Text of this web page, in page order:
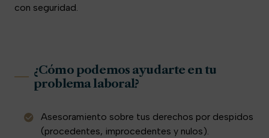
con seguridad.
¿Cómo podemos ayudarte en tu
problema laboral?
Asesoramiento sobre tus derechos por despidos
(procedentes, improcedentes y nulos).